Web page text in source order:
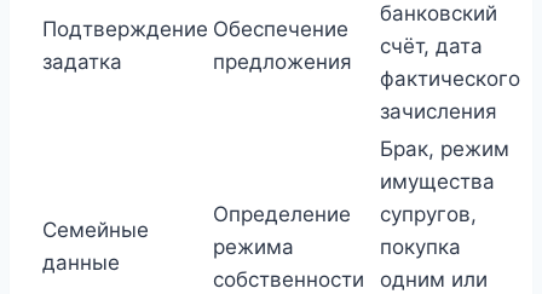
Подтверждение
задатка
Обеспечение
предложения
банковский
счёт, дата
фактического
зачисления
Семейные
данные
Определение
режима
собственности
Брак, режим
имущества
супругов,
покупка
одним или